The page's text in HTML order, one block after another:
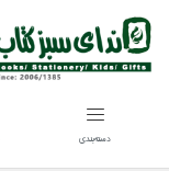
دسته‌بندي